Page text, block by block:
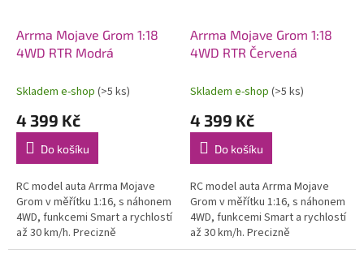
Arrma Mojave Grom 1:18
4WD RTR Modrá
Skladem e-shop (>5 ks)
4 399 Kč
Do košíku
RC model auta Arrma Mojave
Grom v měřítku 1:16, s náhonem
4WD, funkcemi Smart a rychlostí
až 30 km/h. Precizně
zkonstruovaný malý zábavný
Arrma Mojave Grom 1:18
4WD RTR Červená
Skladem e-shop (>5 ks)
4 399 Kč
Do košíku
RC model auta Arrma Mojave
Grom v měřítku 1:16, s náhonem
4WD, funkcemi Smart a rychlostí
až 30 km/h. Precizně
zkonstruovaný malý zábavný